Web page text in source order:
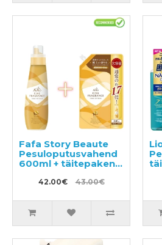
Fafa Story Beaute
Pesuloputusvahend
600ml + täitepakend
42.00€ 43.00€